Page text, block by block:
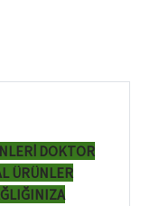
DOKTOR
ÜRÜNLER